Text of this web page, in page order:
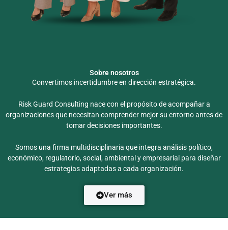
Sobre nosotros
Convertimos incertidumbre en dirección estratégica.
Risk Guard Consulting nace con el propósito de acompañar a
organizaciones que necesitan comprender mejor su entorno antes de
tomar decisiones importantes.
Somos una firma multidisciplinaria que integra análisis político,
económico, regulatorio, social, ambiental y empresarial para diseñar
estrategias adaptadas a cada organización.
Ver más